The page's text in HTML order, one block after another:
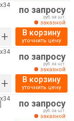
+
по запросу
руб. за шт.
заказной
В корзину
уточнить цену
+
по запросу
руб. за шт.
заказной
В корзину
уточнить цену
по запросу
руб. за шт.
заказной